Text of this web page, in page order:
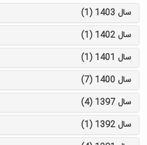
سال 1403 (1)
سال 1402 (1)
سال 1401 (1)
سال 1400 (7)
سال 1397 (4)
سال 1392 (1)